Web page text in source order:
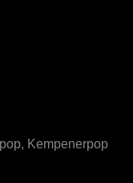
Kempenerpop